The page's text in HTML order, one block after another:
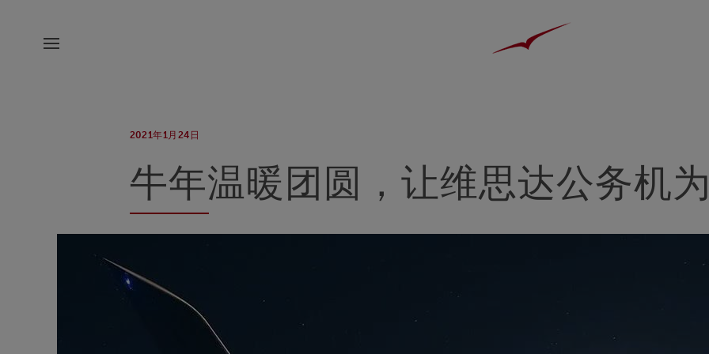
2021年1月24日
牛年温暖团圆，让维思达公务机